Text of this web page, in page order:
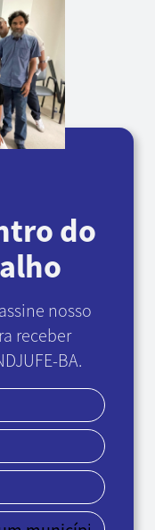
do
nosso
receber
BA.